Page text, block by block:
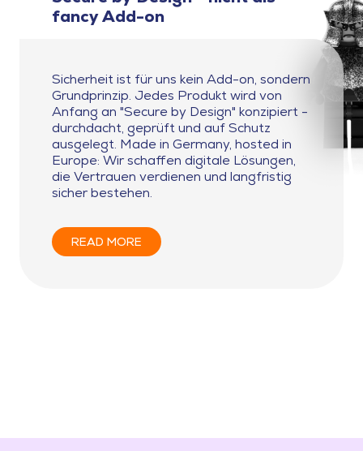
fancy Add-on
Sicherheit ist für uns kein Add-on, sondern
Grundprinzip. Jedes Produkt wird von
Anfang an "Secure by Design" konzipiert -
durchdacht, geprüft und auf Schutz
ausgelegt. Made in Germany, hosted in
Europe: Wir schaffen digitale Lösungen,
die Vertrauen verdienen und langfristig
sicher bestehen.
READ MORE